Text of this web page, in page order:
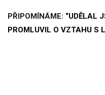
PŘIPOMÍNÁME: “UDĚLAL
PROMLUVIL O VZTAHU S